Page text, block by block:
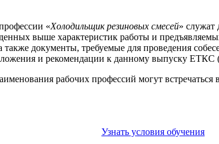
«Холодильщик резиновых смесей» служат
выше характеристик работы и
документы, требуемые для проведения
и рекомендации к данному выпуску ЕТКС
рабочих профессий могут
Узнать условия обучения